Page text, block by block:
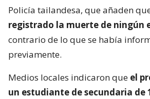
Policía tailandesa, que añaden
registrado la muerte de ningún
contrario de lo que se había
previamente.
Medios locales indicaron que el
un estudiante de secundaria de